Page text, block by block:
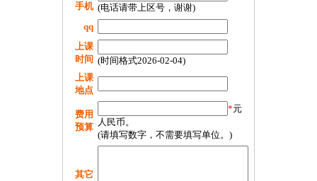
手机 (电话请带上区号，谢谢)
qq
上课
时间 (时间格式2026-02-04)
上课
地点
费用
预算
*元
人民币。
(请填写数字，不需要填写单位。)
其它